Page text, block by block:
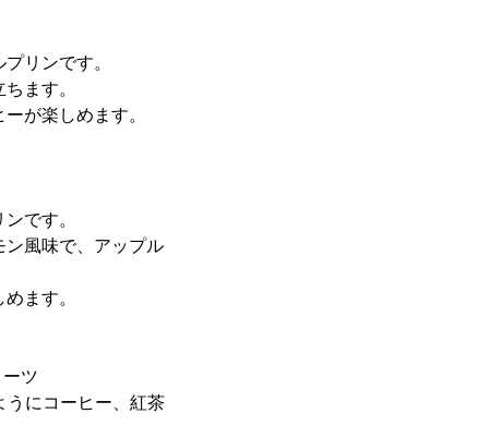
リンです。
ます。
が楽しめます。
です。
ン風味で、アップル
ます。
ツ
うにコーヒー、紅茶